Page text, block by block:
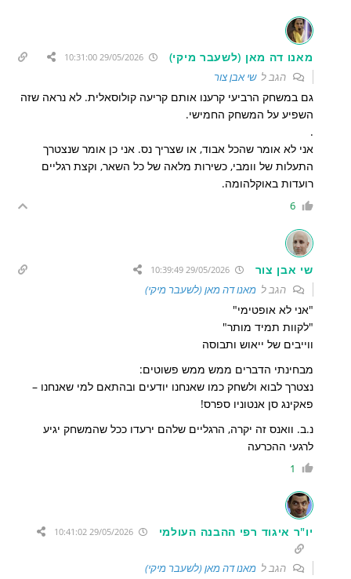
מאנו דה מאן (לשעבר מיקי) 29/05/2026 10:31:00
הגב לשי אבן צור
גם במשחק הרביעי קרענו אותם קריעה קולוסאלית. לא נראה שזה
השפיע על המשחק החמישי.
.
אני לא אומר שהכל אבוד, או שצריך נס. אני כן אומר שנצטרך
התעלות של וומבי, כשירות מלאה של כל השאר, וקצת רגליים
רועדות באוקלהומה.
6
שי אבן צור 29/05/2026 10:39:49
הגב למאנו דה מאן (לשעבר מיקי)
"אני לא אופטימי"
"לקוות תמיד מותר"
ווייבים של ייאוש ותבוסה
מבחינתי הדברים ממש ממש פשוטים:
נצטרך לבוא ולשחק כמו שאנחנו יודעים ובהתאם למי שאנחנו –
פאקינג סן אנטוניו ספרס!
נ.ב. וואנס זה יקרה, הרגליים שלהם ירעדו ככל שהמשחק יגיע
לרגעי ההכרעה
1
יו"ר איגוד רפי ההבנה העולמי 29/05/2026 10:41:02
הגב למאנו דה מאן (לשעבר מיקי)